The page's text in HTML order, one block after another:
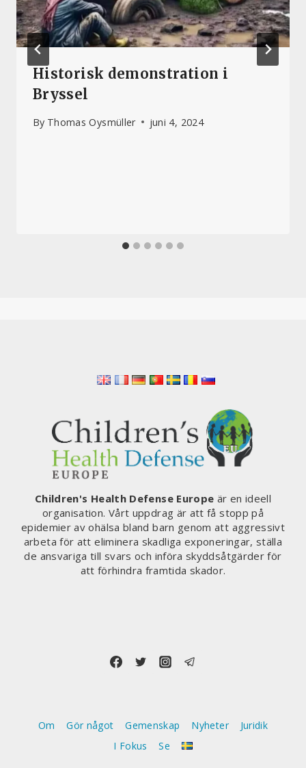
Historisk demonstration i
Bryssel
By Thomas Oysmüller juni 4, 2024
Children's Health Defense Europe är en ideell
organisation. Vårt uppdrag är att få stopp på
epidemier av ohälsa bland barn genom att aggressivt
arbeta för att eliminera skadliga exponeringar, ställa
de ansvariga till svars och införa skyddsåtgärder för
att förhindra framtida skador.
Om Gör något Gemenskap Nyheter
Juridik
I Fokus
Se